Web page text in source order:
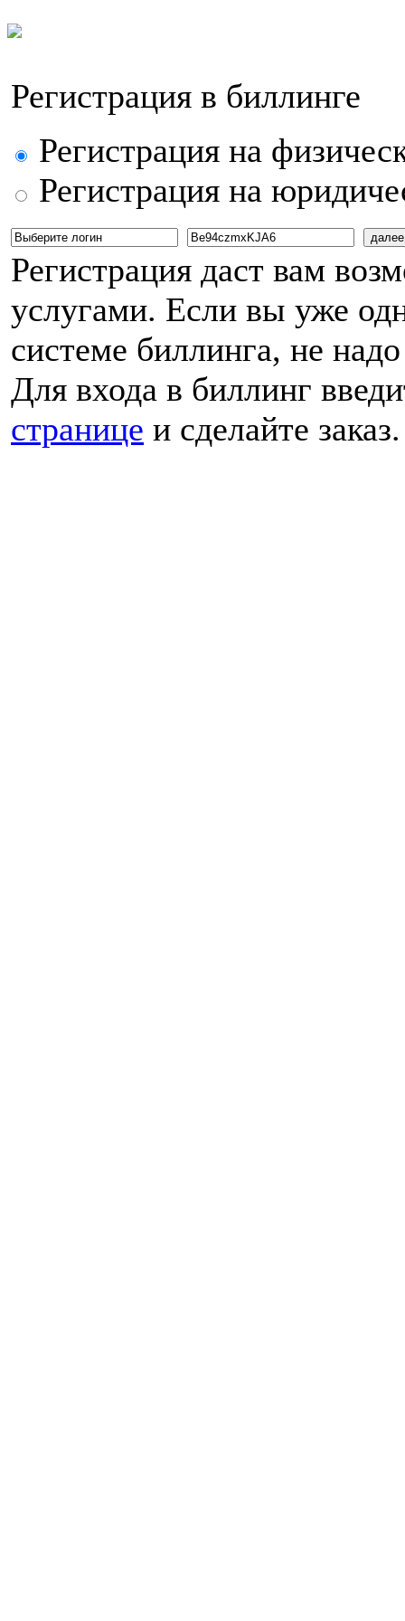
Регистрация в биллинге
Регистрация на
Регистрация на
Регистрация даст вам
услугами. Если вы уже
системе биллинга, не
Для входа в биллинг
странице и сделайте заказ.